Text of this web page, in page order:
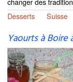
Desserts
Suisse
Yaourts à